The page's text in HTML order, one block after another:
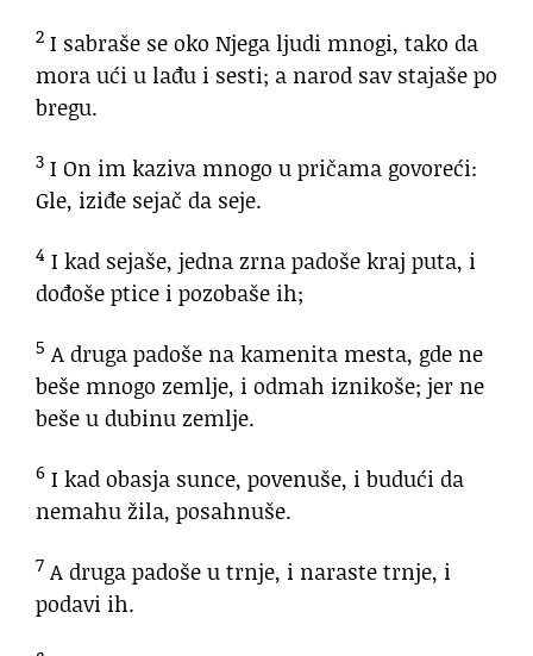
2 I sabraše se oko Njega ljudi mnogi, tako da
mora ući u lađu i sesti; a narod sav stajaše po
bregu.
3 I On im kaziva mnogo u pričama govoreći:
Gle, iziđe sejač da seje.
4 I kad sejaše, jedna zrna padoše kraj puta, i
dođoše ptice i pozobaše ih;
5 A druga padoše na kamenita mesta, gde ne
beše mnogo zemlje, i odmah iznikoše; jer ne
beše u dubinu zemlje.
6 I kad obasja sunce, povenuše, i budući da
nemahu žila, posahnuše.
7 A druga padoše u trnje, i naraste trnje, i
podavi ih.